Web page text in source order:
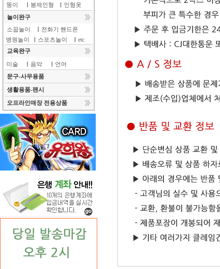
뚱이
봉제인형
인형옷
놀이완구
소꿉놀이
전화기 핸드폰
병원놀이
스포츠놀이
etc
교육완구
미술
음악
언어
문구-사무용품
생활용품-팬시
오프라인매장 전용상품